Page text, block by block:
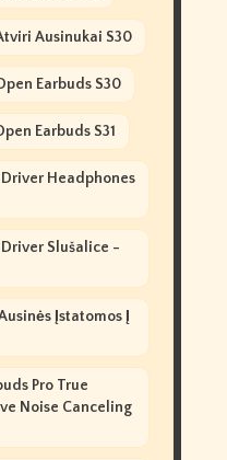
Ausinukai S30
Earbuds S30
Earbuds S31
Driver Headphones
Driver Slušalice -
Įstatomos Į
Pro True
Noise Canceling